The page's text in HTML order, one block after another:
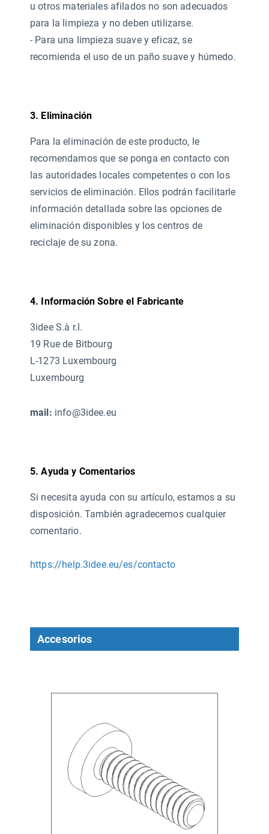
u otros materiales afilados no son adecuados
para la limpieza y no deben utilizarse.
- Para una limpieza suave y eficaz, se
recomienda el uso de un paño suave y húmedo.
3. Eliminación
Para la eliminación de este producto, le
recomendamos que se ponga en contacto con
las autoridades locales competentes o con los
servicios de eliminación. Ellos podrán facilitarle
información detallada sobre las opciones de
eliminación disponibles y los centros de
reciclaje de su zona.
4. Información Sobre el Fabricante
3idee S.à r.l.
19 Rue de Bitbourg
L-1273 Luxembourg
Luxembourg
mail: info@3idee.eu
5. Ayuda y Comentarios
Si necesita ayuda con su artículo, estamos a su
disposición. También agradecemos cualquier
comentario.
https://help.3idee.eu/es/contacto
Accesorios